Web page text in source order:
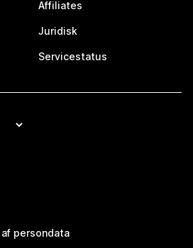
Affiliates
Juridisk
Servicestatus
persondata